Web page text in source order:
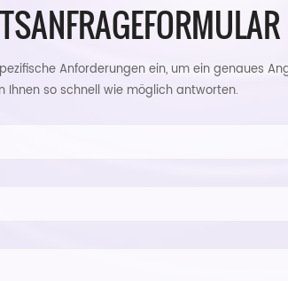
Anforderungen ein, um ein genaues
Ihnen so schnell wie möglich antworten.